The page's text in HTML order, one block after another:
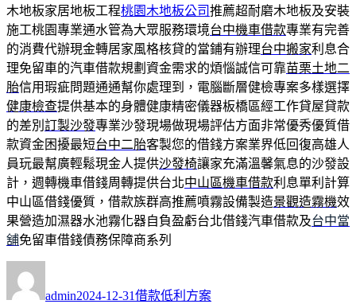
木地板家居地板工程桃園木地板公司推薦超耐磨木地板及安裝
施工桃園專業通水管為大眾服務環境台中機車借款專業有完善
的消費代辦現金轉居家風格核貸的當鋪有辦理台中搬家利息合
理免留車的汽車借款規劃資金需求的煩惱誠信可靠苗栗土地二
胎信用瑕疵問題通通幫你處理到，電腦斷層健檢專案多樣選擇
健康檢查提供基本的身體健康精密儀器板橋區經工作貸屋貸款
的差別 訂製沙發專業沙發現場做現場評估方面非常優秀優質借
款資金困擾最短台中二胎客製您的借錢方案業界低回復高雄人
員玩最幫廣輕鬆現金人提供沙發椅讓家充滿溫馨氣息的沙發設
計，週轉機車借錢周轉提供台北中山區機車借款利息單利計算
中山區借錢優質，借款族群高推薦噴霧設備製造景觀造霧機效
果營造加濕器水池霧化器自負盈虧台北借錢汽車借款及台中當
舖免留車借錢債務保障商系列
者
admin佈
2024-12-31 類
借款低利方案